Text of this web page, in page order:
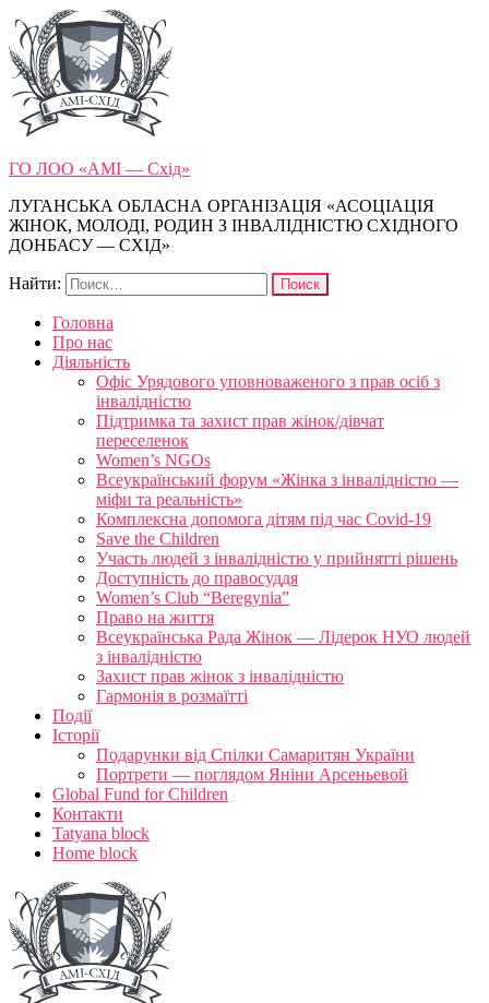
ГО ЛОО «АМІ — Схід»
ЛУГАНСЬКА ОБЛАСНА ОРГАНІЗАЦІЯ «АСОЦІАЦІЯ
ЖІНОК, МОЛОДІ, РОДИН З ІНВАЛІДНІСТЮ СХІДНОГО
ДОНБАСУ — СХІД»
Найти:
Головна
Про нас
Діяльність
Офіс Урядового уповноваженого з прав осіб з
інвалідністю
Підтримка та захист прав жінок/дівчат
переселенок
Women’s NGOs
Всеукраїнський форум «Жінка з інвалідністю —
міфи та реальність»
Комплексна допомога дітям під час Covid-19
Save the Children
Участь людей з інвалідністю у прийнятті рішень
Доступність до правосуддя
Women’s Club “Beregynia”
Право на життя
Всеукраїнська Рада Жінок — Лідерок НУО людей
з інвалідністю
Захист прав жінок з інвалідністю
Гармонія в розмаїтті
Події
Історії
Подарунки від Спілки Самаритян України
Портрети — поглядом Яніни Арсеньевой
Global Fund for Children
Контакти
Tatyana block
Home block